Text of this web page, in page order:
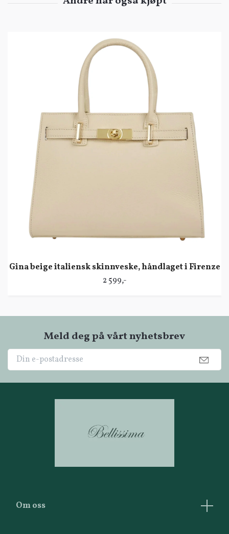
Gina beige italiensk skinnveske, håndlaget i Firenze
2 599,-
Meld deg på vårt nyhetsbrev
Om oss